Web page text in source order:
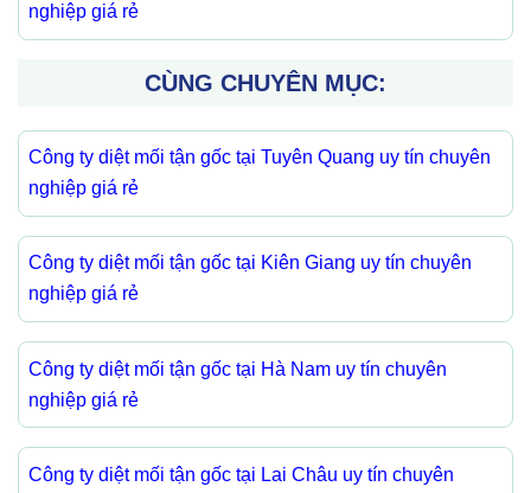
nghiệp giá rẻ
CÙNG CHUYÊN MỤC:
Công ty diệt mối tận gốc tại Tuyên Quang uy tín chuyên
nghiệp giá rẻ
Công ty diệt mối tận gốc tại Kiên Giang uy tín chuyên
nghiệp giá rẻ
Công ty diệt mối tận gốc tại Hà Nam uy tín chuyên
nghiệp giá rẻ
Công ty diệt mối tận gốc tại Lai Châu uy tín chuyên